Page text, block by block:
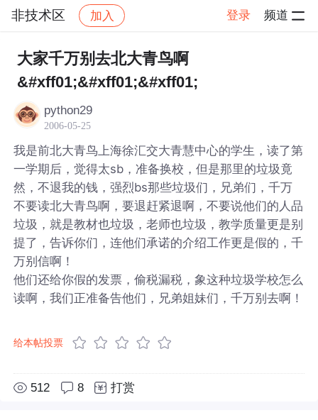
非技术区 加入 登录 频道
社区 非技术区 帖子详情
大家千万别去北大青鸟啊
&#xff01;&#xff01;&#xff01;
python29
2006-05-25
我是前北大青鸟上海徐汇交大青慧中心的学生，读了第
一学期后，觉得太sb，准备换校，但是那里的垃圾竟
然，不退我的钱，强烈bs那些垃圾们，兄弟们，千万
不要读北大青鸟啊，要退赶紧退啊，不要说他们的人品
垃圾，就是教材也垃圾，老师也垃圾，教学质量更是别
提了，告诉你们，连他们承诺的介绍工作更是假的，千
万别信啊！
他们还给你假的发票，偷税漏税，象这种垃圾学校怎么
读啊，我们正准备告他们，兄弟姐妹们，千万别去啊！
给本帖投票
512 8 打赏